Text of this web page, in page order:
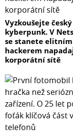
Vyzkoušejte český
kyberpunk. V
se stanete elitním
hackerem
korporátní sítě